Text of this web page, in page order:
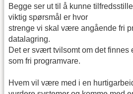
Begge ser ut til å kunne
viktig spørsmål er hvor
strenge vi skal være angående fri
datalagring.
Det er svært tvilsomt om det finnes
som fri programvare.
Hvem vil være med i en